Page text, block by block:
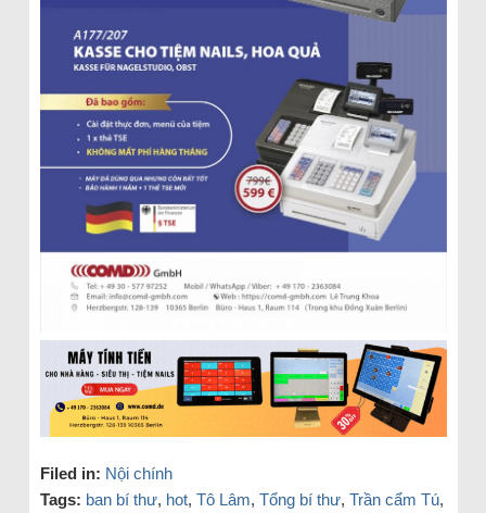
Filed in: Nội chính
Tags: ban bí thư, hot, Tô Lâm, Tổng bí thư, Trần cẩm Tú,